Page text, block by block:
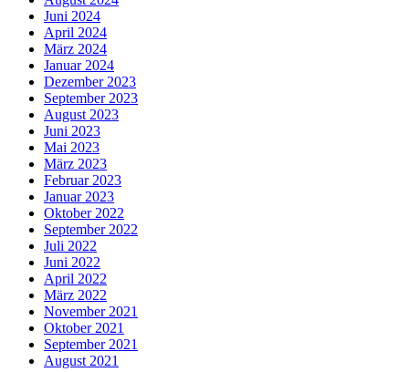
Juni 2024
April 2024
März 2024
Januar 2024
Dezember 2023
September 2023
August 2023
Juni 2023
Mai 2023
März 2023
Februar 2023
Januar 2023
Oktober 2022
September 2022
Juli 2022
Juni 2022
April 2022
März 2022
November 2021
Oktober 2021
September 2021
August 2021